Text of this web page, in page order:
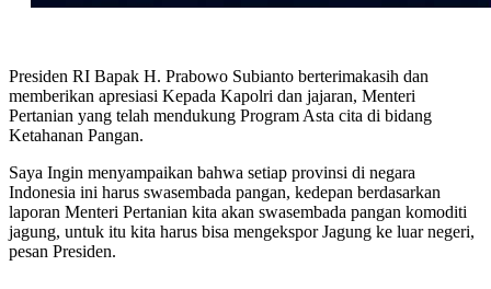
Presiden RI Bapak H. Prabowo Subianto berterimakasih dan
memberikan apresiasi Kepada Kapolri dan jajaran, Menteri
Pertanian yang telah mendukung Program Asta cita di bidang
Ketahanan Pangan.
Saya Ingin menyampaikan bahwa setiap provinsi di negara
Indonesia ini harus swasembada pangan, kedepan berdasarkan
laporan Menteri Pertanian kita akan swasembada pangan komoditi
jagung, untuk itu kita harus bisa mengekspor Jagung ke luar negeri,
pesan Presiden.